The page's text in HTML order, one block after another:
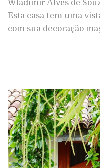
Wladimir Alves de
Esta casa tem uma
com sua decoração